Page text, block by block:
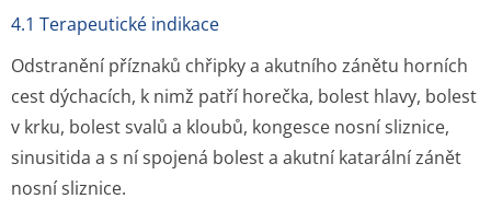
4.1 Terapeutické indikace
Odstranění příznaků chřipky a akutního zánětu horních
cest dýchacích, k nimž patří horečka, bolest hlavy, bolest
v krku, bolest svalů a kloubů, kongesce nosní sliznice,
sinusitida a s ní spojená bolest a akutní katarální zánět
nosní sliznice.